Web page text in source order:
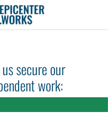
secure our
work: